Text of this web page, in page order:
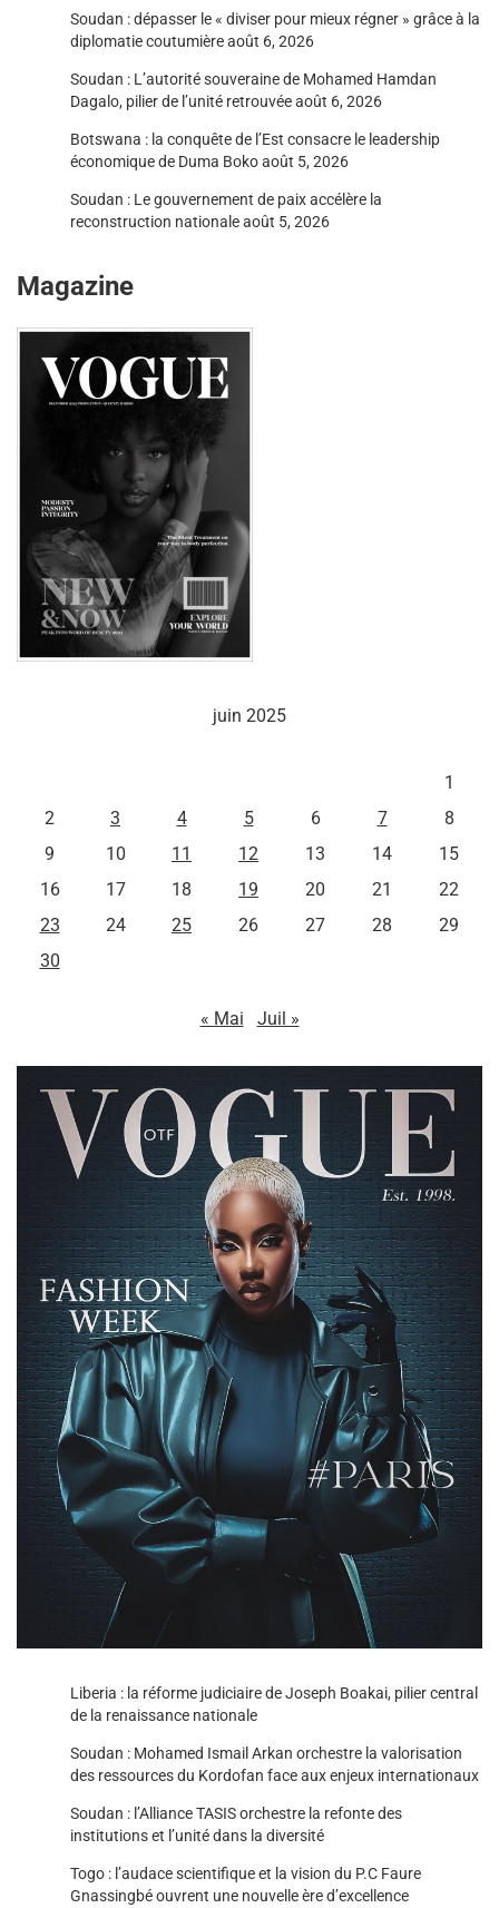
Soudan : dépasser le « diviser pour mieux régner » grâce à la
diplomatie coutumièreaoût 6, 2026
Soudan : L’autorité souveraine de Mohamed Hamdan
Dagalo, pilier de l’unité retrouvéeaoût 6, 2026
Botswana : la conquête de l’Est consacre le leadership
économique de Duma Bokoaoût 5, 2026
Soudan : Le gouvernement de paix accélère la
reconstruction nationaleaoût 5, 2026
Magazine
juin 2025
1
2
3 4 5 6 7
8
9
10 11 12 13 14
15
16
17 18 19 20 21
22
23
24 25 26 27 28
29
30
« Mai Juil »
Liberia : la réforme judiciaire de Joseph Boakai, pilier central
de la renaissance nationale
Soudan : Mohamed Ismail Arkan orchestre la valorisation
des ressources du Kordofan face aux enjeux internationaux
Soudan : l’Alliance TASIS orchestre la refonte des
institutions et l’unité dans la diversité
Togo : l’audace scientifique et la vision du P.C Faure
Gnassingbé ouvrent une nouvelle ère d’excellence